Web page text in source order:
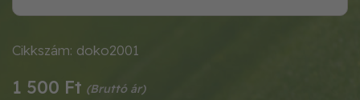
Cikkszám: doko2001
1 500 Ft